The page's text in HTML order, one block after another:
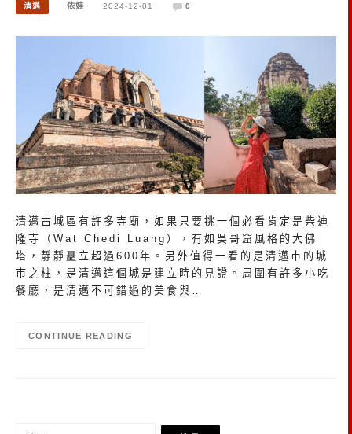
清邁 依娃 2024-12-01 0
清邁古城區有許多寺廟，如果只要挑一個必看肯定是柴迪
隆寺（Wat Chedi Luang），有如吳哥窟風格的大佛
塔，靜靜矗立超過600年。另外值得一看的是清邁市的城
市之柱，是清邁這個城是建立時的見證。周圍有許多小吃
餐廳，是清邁不可錯過的美食與…
CONTINUE READING